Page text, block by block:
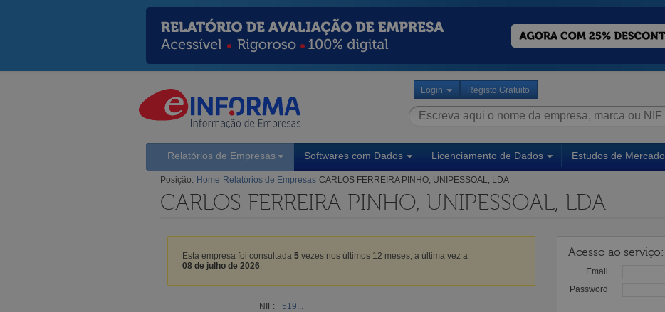
Login Registo Gratuito
Relatórios de Empresas Softwares com Dados Licenciamento de Dados Estudos de Mercado
Posição: Home Relatórios de Empresas CARLOS FERREIRA PINHO, UNIPESSOAL, LDA
CARLOS FERREIRA PINHO, UNIPESSOAL, LDA
Esta empresa foi consultada 5 vezes nos últimos 12 meses, a última vez a
08 de julho de 2026
NIF:
519...
Acesso ao serviço:
Email
Password